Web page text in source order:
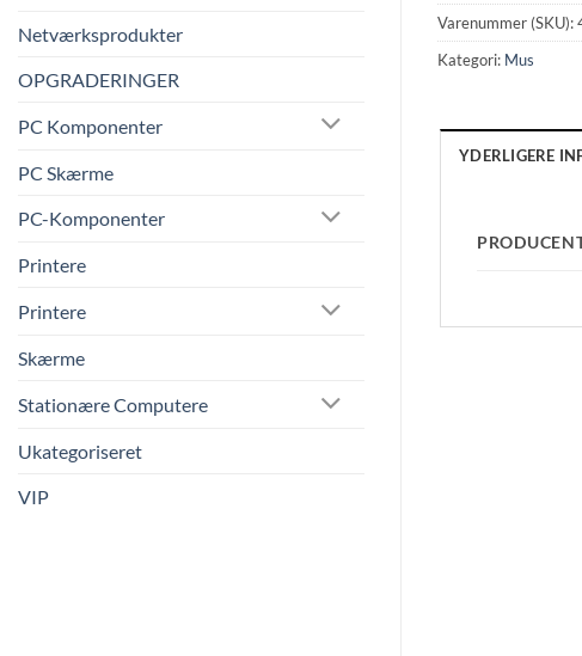
Netværksprodukter
OPGRADERINGER
PC Komponenter
PC Skærme
PC-Komponenter
Printere
Printere
Skærme
Stationære Computere
Ukategoriseret
VIP
Varenummer (SKU):
Kategori: Mus
YDERLIGERE